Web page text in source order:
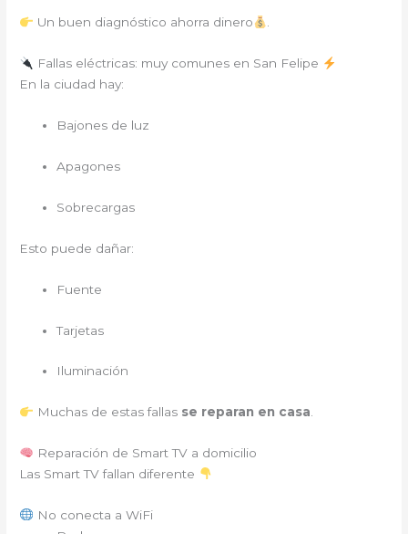
Un buen diagnóstico ahorra dinero .
Fallas eléctricas: muy comunes en San Felipe
En la ciudad hay:
Bajones de luz
Apagones
Sobrecargas
Esto puede dañar:
Fuente
Tarjetas
Iluminación
Muchas de estas fallas se reparan en casa.
Reparación de Smart TV a domicilio
Las Smart TV fallan diferente
No conecta a WiFi